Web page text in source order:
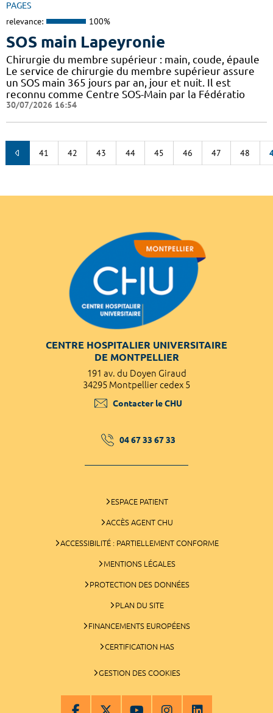
PAGES
relevance: 100%
SOS main Lapeyronie
Chirurgie du membre supérieur : main, coude, épaule
Le service de chirurgie du membre supérieur assure
un SOS main 365 jours par an, jour et nuit. Il est
reconnu comme Centre SOS-Main par la Fédératio
30/07/2026 16:54
41 42 43 44 45 46 47 48
CENTRE HOSPITALIER UNIVERSITAIRE
DE MONTPELLIER
191 av. du Doyen Giraud
34295 Montpellier cedex 5
Contacter le CHU
04 67 33 67 33
ESPACE PATIENT
ACCÈS AGENT CHU
ACCESSIBILITÉ : PARTIELLEMENT CONFORME
MENTIONS LÉGALES
PROTECTION DES DONNÉES
PLAN DU SITE
FINANCEMENTS EUROPÉENS
CERTIFICATION HAS
GESTION DES COOKIES